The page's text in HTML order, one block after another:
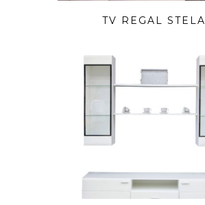
TV REGAL STELA